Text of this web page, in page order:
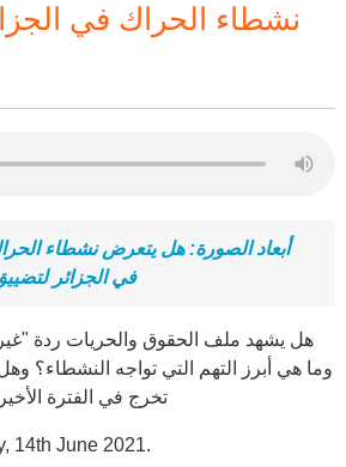
نشطاء الحراك في
أبعاد الصورة: هل يتعرض نشطاء
في الجزائر
هل يشهد ملف الحقوق والحريات ردة
وما هي أبرز التهم التي تواجه النشطاء؟
تخرج في الفترة الأخيرة إلى
14th June 2021.